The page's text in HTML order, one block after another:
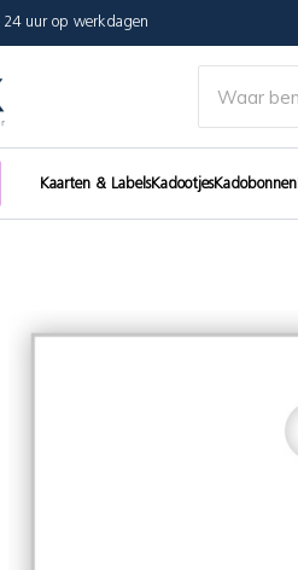
uur op werkdagen
Kaarten & LabelsKadootjesKadobonnen